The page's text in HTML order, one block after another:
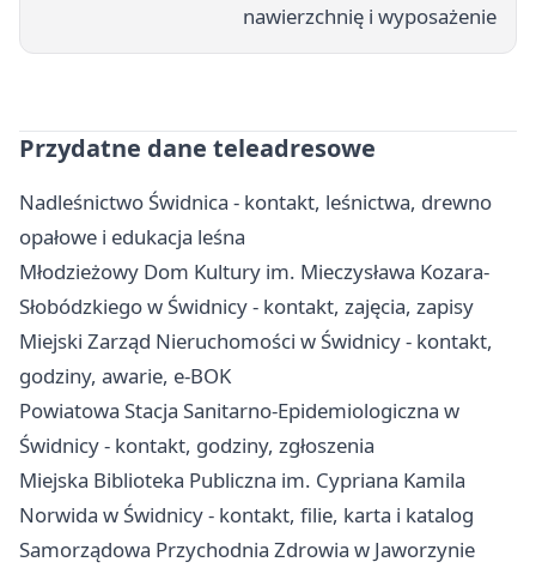
nawierzchnię i wyposażenie
Przydatne dane teleadresowe
Nadleśnictwo Świdnica - kontakt, leśnictwa, drewno
opałowe i edukacja leśna
Młodzieżowy Dom Kultury im. Mieczysława Kozara-
Słobódzkiego w Świdnicy - kontakt, zajęcia, zapisy
Miejski Zarząd Nieruchomości w Świdnicy - kontakt,
godziny, awarie, e-BOK
Powiatowa Stacja Sanitarno-Epidemiologiczna w
Świdnicy - kontakt, godziny, zgłoszenia
Miejska Biblioteka Publiczna im. Cypriana Kamila
Norwida w Świdnicy - kontakt, filie, karta i katalog
Samorządowa Przychodnia Zdrowia w Jaworzynie